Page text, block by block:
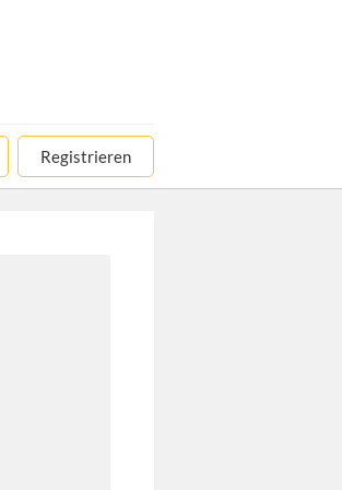
Registrieren